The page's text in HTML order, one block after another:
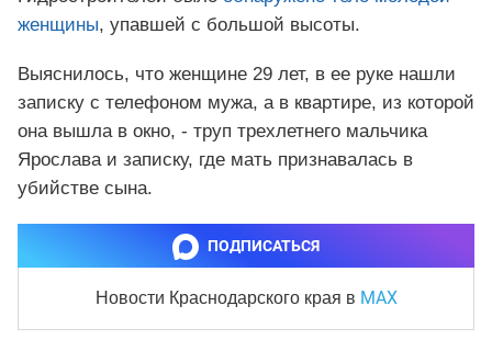
женщины, упавшей с большой высоты.
Выяснилось, что женщине 29 лет, в ее руке нашли
записку с телефоном мужа, а в квартире, из которой
она вышла в окно, - труп трехлетнего мальчика
Ярослава и записку, где мать признавалась в
убийстве сына.
ПОДПИСАТЬСЯ
Новости Краснодарского края в MAX